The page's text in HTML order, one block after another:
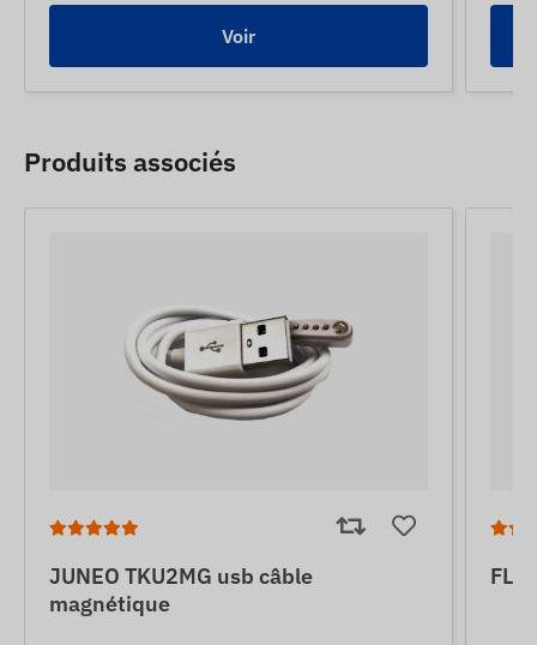
Voir
Produits associés
JUNEO TKU2MG usb câble
magnétique